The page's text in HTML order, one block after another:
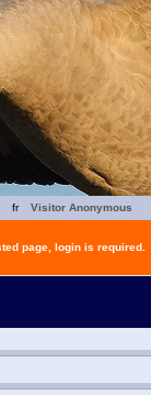
fr
Visitor Anonymous
page, login is required.